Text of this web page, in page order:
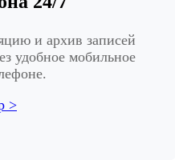
и архив записей
удобное мобильное
>